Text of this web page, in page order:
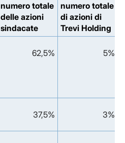
numero totale
delle azioni
sindacate
numero totale
di azioni di
Trevi Holding
62,5% 5%
37,5% 3%